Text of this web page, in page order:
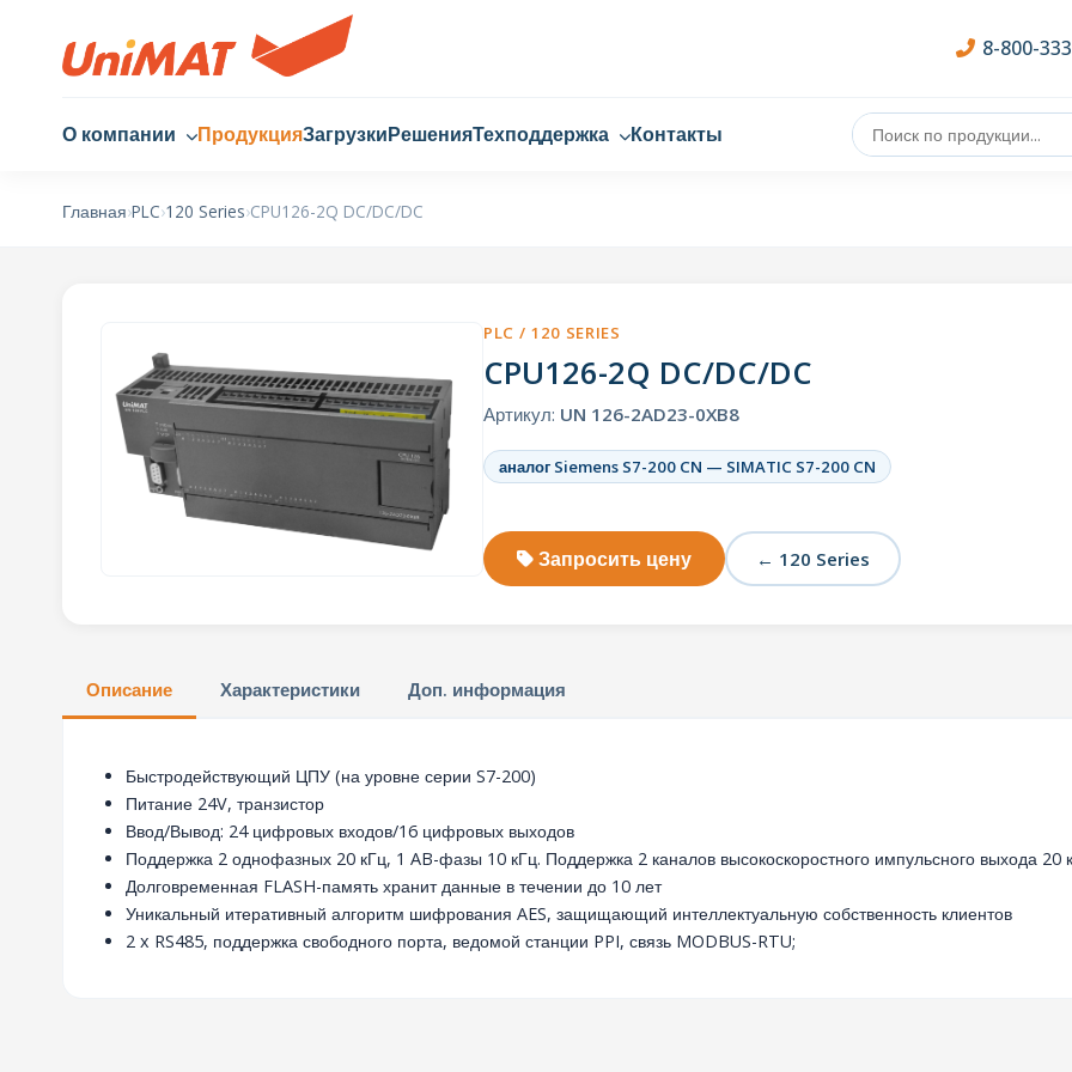
8-800-
О компании ПродукцияЗагрузкиРешенияТехподдержка Контакты
Главная›PLC›120 Series›CPU126-2Q DC/DC/DC
PLC / 120 SERIES
CPU126-2Q DC/DC/DC
Артикул: UN 126-2AD23-0XB8
аналог Siemens S7-200 CN — SIMATIC S7-200 CN
Запросить цену ← 120 Series
Описание Характеристики Доп. информация
Быстродействующий ЦПУ (на уровне серии S7-200)
Питание 24V, транзистор
Ввод/Вывод: 24 цифровых входов/16 цифровых выходов
Поддержка 2 однофазных 20 кГц, 1 AB-фазы 10 кГц. Поддержка 2 каналов высокоскоростного импульсного выхода 20
Долговременная FLASH-память хранит данные в течении до 10 лет
Уникальный итеративный алгоритм шифрования AES, защищающий интеллектуальную собственность клиентов
2 x RS485, поддержка свободного порта, ведомой станции ​​PPI, связь MODBUS-RTU;